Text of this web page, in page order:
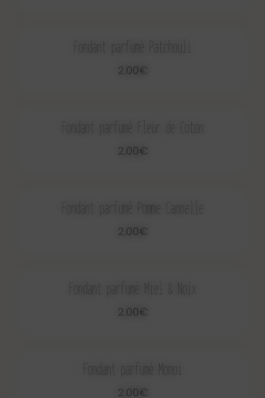
Fondant parfumé Patchouli
2.00€
Fondant parfumé Fleur de Coton
2.00€
Fondant parfumé Pomme Cannelle
2.00€
Fondant parfumé Miel & Noix
2.00€
Fondant parfumé Monoi
2.00€